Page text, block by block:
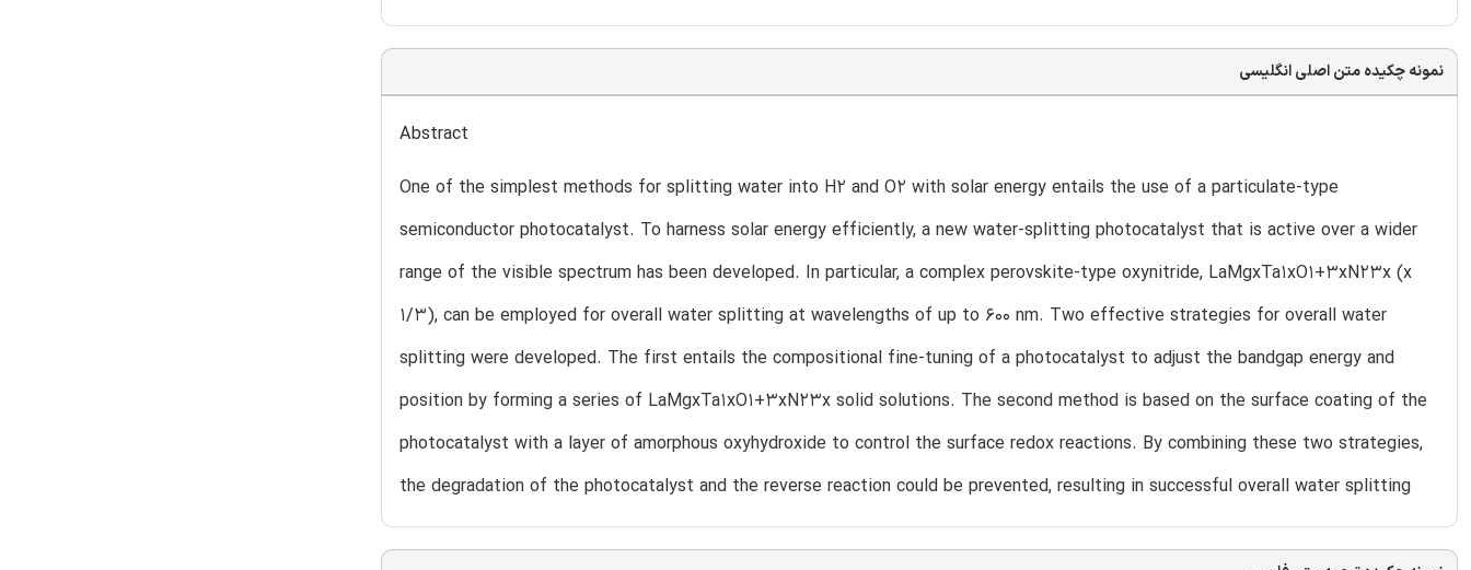
نمونه چکیده متن اصلی انگلیسی
Abstract
One of the simplest methods for splitting water into H2 and O2 with solar energy entails the use of a particulate-type
semiconductor photocatalyst. To harness solar energy efficiently, a new water-splitting photocatalyst that is active over a wider
range of the visible spectrum has been developed. In particular, a complex perovskite-type oxynitride, LaMgxTa1xO1+3xN23x (x
1/3), can be employed for overall water splitting at wavelengths of up to 600 nm. Two effective strategies for overall water
splitting were developed. The first entails the compositional fine-tuning of a photocatalyst to adjust the bandgap energy and
position by forming a series of LaMgxTa1xO1+3xN23x solid solutions. The second method is based on the surface coating of the
photocatalyst with a layer of amorphous oxyhydroxide to control the surface redox reactions. By combining these two strategies,
the degradation of the photocatalyst and the reverse reaction could be prevented, resulting in successful overall water splitting